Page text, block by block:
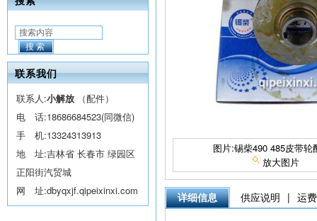
搜索
联系我们
联系人:小解放 （配件）
电 话:18686684523(同微信)
手 机:13324313913
地 址:吉林省 长春市 绿园区
正阳街汽贸城
网 址:dbyqxjf.qipeixinxi.com
图片:锡柴490 485皮带轮
放大图片
详细信息 供应说明 | 运